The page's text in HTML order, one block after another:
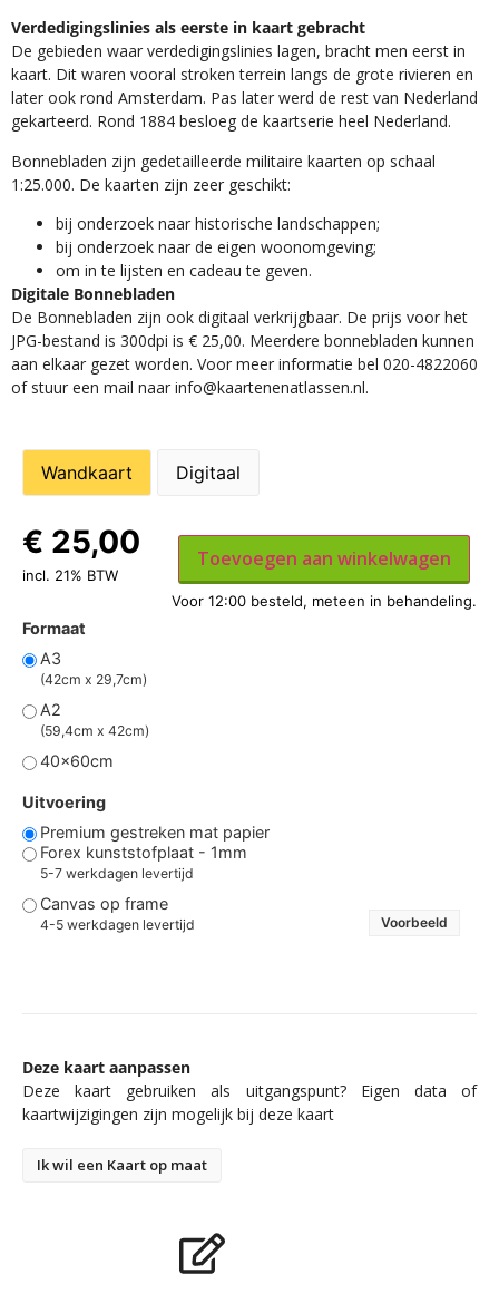
Verdedigingslinies als eerste in kaart gebracht
De gebieden waar verdedigingslinies lagen, bracht men eerst in
kaart. Dit waren vooral stroken terrein langs de grote rivieren en
later ook rond Amsterdam. Pas later werd de rest van Nederland
gekarteerd. Rond 1884 besloeg de kaartserie heel Nederland.
Bonnebladen zijn gedetailleerde militaire kaarten op schaal
1:25.000. De kaarten zijn zeer geschikt:​
​bij onderzoek naar historische landschappen;
bij onderzoek naar de eigen woonomgeving;
om in te lijsten en cadeau te geven.
Digitale Bonnebladen
De Bonnebladen zijn ook digitaal verkrijgbaar. De prijs voor het
JPG-bestand is 300dpi is € 25,00. Meerdere bonnebladen kunnen
aan elkaar gezet worden. Voor meer informatie bel 020-4822060
of stuur een mail naar info@kaartenenatlassen.nl.
Wandkaart Digitaal
Formaat
A3
(42cm x 29,7cm)
A2
(59,4cm x 42cm)
40x60cm
Uitvoering
Premium gestreken mat papier
Forex kunststofplaat - 1mm
5-7 werkdagen levertijd
Canvas op frame
4-5 werkdagen levertijd Voorbeeld
€ 25,00
incl. 21% BTW
Toevoegen aan winkelwagen
Deze kaart aanpassen
Deze kaart gebruiken als uitgangspunt? Eigen data of
kaartwijzigingen zijn mogelijk bij deze kaart
Ik wil een Kaart op maat